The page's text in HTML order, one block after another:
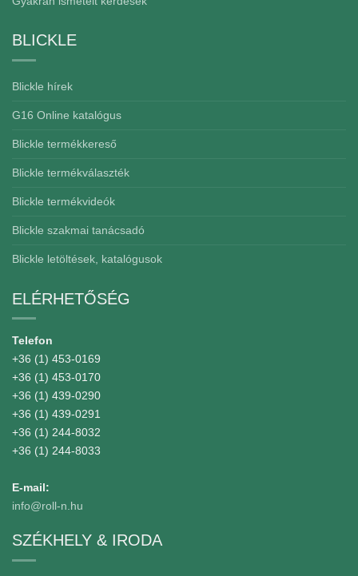
BLICKLE
Blickle hírek
G16 Online katalógus
Blickle termékkereső
Blickle termékválaszték
Blickle termékvideók
Blickle szakmai tanácsadó
Blickle letöltések, katalógusok
ELÉRHETŐSÉG
Telefon
+36 (1) 453-0169
+36 (1) 453-0170
+36 (1) 439-0290
+36 (1) 439-0291
+36 (1) 244-8032
+36 (1) 244-8033
E-mail:
info@roll-n.hu
SZÉKHELY & IRODA